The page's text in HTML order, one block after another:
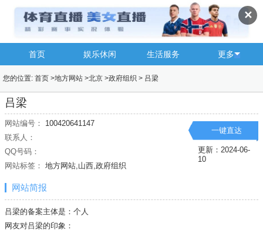
✕
首页 娱乐休闲 生活服务 更多
您的位置: 首页 >地方网站 >北京 >政府组织 > 吕梁
吕梁
网站编号：
100420641147
联系人：
QQ号码：
网站标签： 地方网站,山西,政府组织
一键直达
更新：2024-06-
10
网站简报
吕梁的备案主体是：个人
网友对吕梁的印象：